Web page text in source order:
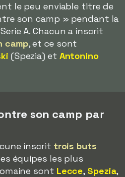
le peu enviable titre de
son camp » pendant la
A. Chacun a inscrit
camp, et ce sont
(Spezia) et Antonino
son camp par
inscrit trois buts
équipes les plus
sont Lecce, Spezia,